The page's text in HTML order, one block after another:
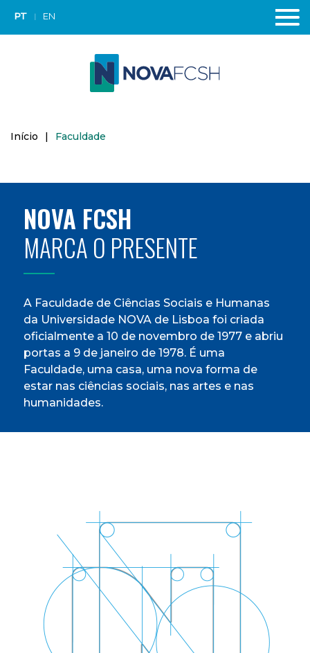
PT EN
Início | Faculdade
NOVA FCSH
MARCA O PRESENTE
A Faculdade de Ciências Sociais e Humanas
da Universidade NOVA de Lisboa foi criada
oficialmente a 10 de novembro de 1977 e abriu
portas a 9 de janeiro de 1978. É uma
Faculdade, uma casa, uma nova forma de
estar nas ciências sociais, nas artes e nas
humanidades.